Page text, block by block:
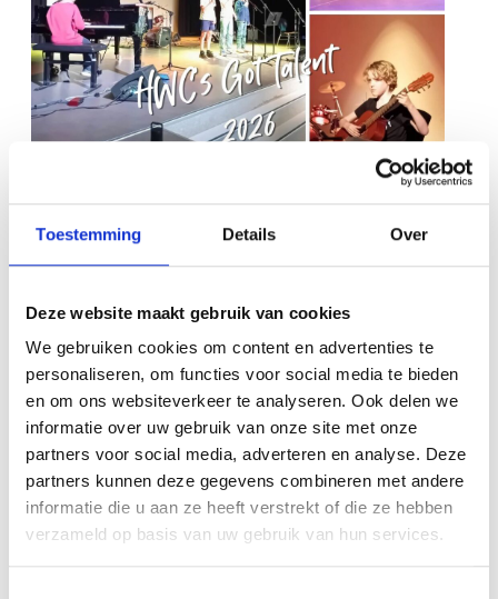
Toestemming Details Over
Deze website maakt gebruik van cookies
We gebruiken cookies om content en advertenties te
personaliseren, om functies voor social media te bieden
en om ons websiteverkeer te analyseren. Ook delen we
informatie over uw gebruik van onze site met onze
partners voor social media, adverteren en analyse. Deze
partners kunnen deze gegevens combineren met andere
informatie die u aan ze heeft verstrekt of die ze hebben
verzameld op basis van uw gebruik van hun services.
Year 12 debating CSE Results